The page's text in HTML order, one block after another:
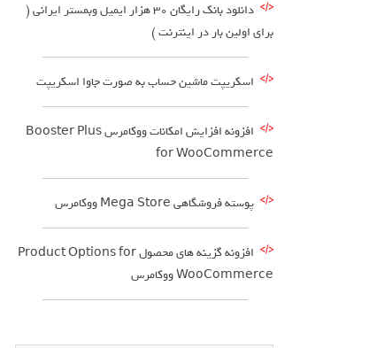
دانلود بانک رایگان 30 هزار ایمیل وبمستر ایرانی (
برای اولین بار در اینترنت )
اسکریپت ماشین حساب به صورت جاوا اسکریپت
افزونه افزایش امکانات ووکامرس Booster Plus
for WooCommerce
پوسته فروشگاهی Mega Store ووکامرس
افزونه گزینه های محصول Product Options for
WooCommerce ووکامرس